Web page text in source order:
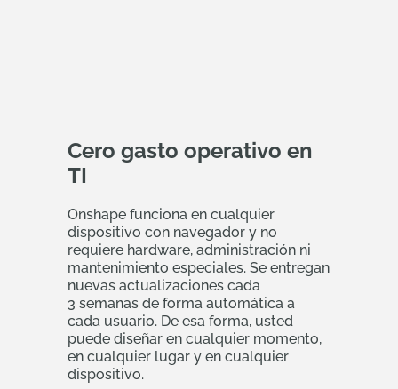
Cero gasto operativo en
TI
Onshape funciona en cualquier
dispositivo con navegador y no
requiere hardware, administración ni
mantenimiento especiales. Se entregan
nuevas actualizaciones cada
3 semanas de forma automática a
cada usuario. De esa forma, usted
puede diseñar en cualquier momento,
en cualquier lugar y en cualquier
dispositivo.